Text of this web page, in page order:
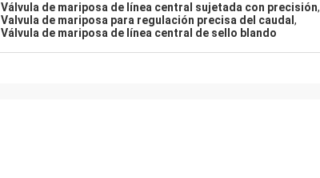
Válvula de mariposa de línea central sujetada con precisión,
Valvula de mariposa para regulación precisa del caudal ,
Válvula de mariposa de línea central de sello blando